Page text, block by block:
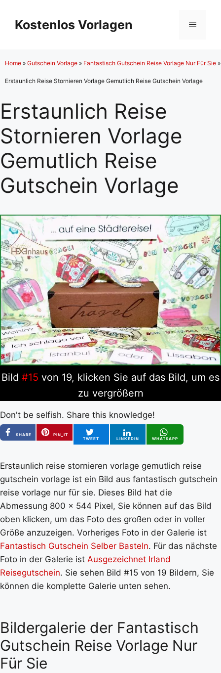
Inhalt
springen
Kostenlos Vorlagen Menü
Home » Gutschein Vorlage » Fantastisch Gutschein Reise Vorlage Nur Für Sie »
Erstaunlich Reise Stornieren Vorlage Gemutlich Reise Gutschein Vorlage
Erstaunlich Reise
Stornieren Vorlage
Gemutlich Reise
Gutschein Vorlage
Bild #15 von 19, klicken Sie auf das Bild, um es
zu vergrößern
Don't be selfish. Share this knowledge!
SHARE
PIN_IT
TWEET
LINKEDIN WHATSAPP
Erstaunlich reise stornieren vorlage gemutlich reise
gutschein vorlage ist ein Bild aus fantastisch gutschein
reise vorlage nur für sie. Dieses Bild hat die
Abmessung 800 x 544 Pixel, Sie können auf das Bild
oben klicken, um das Foto des großen oder in voller
Größe anzuzeigen. Vorheriges Foto in der Galerie ist
Fantastisch Gutschein Selber Basteln. Für das nächste
Foto in der Galerie ist Ausgezeichnet Irland
Reisegutschein. Sie sehen Bild #15 von 19 Bildern, Sie
können die komplette Galerie unten sehen.
Bildergalerie der Fantastisch
Gutschein Reise Vorlage Nur
Für Sie